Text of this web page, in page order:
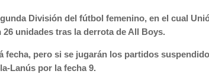
División del fútbol femenino, en el cual
unidades tras la derrota de All Boys.
fecha, pero si se jugarán los partidos
Lanús por la fecha 9.